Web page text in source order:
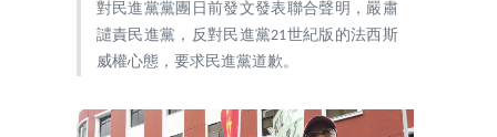
對民進黨黨團日前發文發表聯合聲明，嚴肅
譴責民進黨，反對民進黨21世紀版的法西斯
威權心態，要求民進黨道歉。